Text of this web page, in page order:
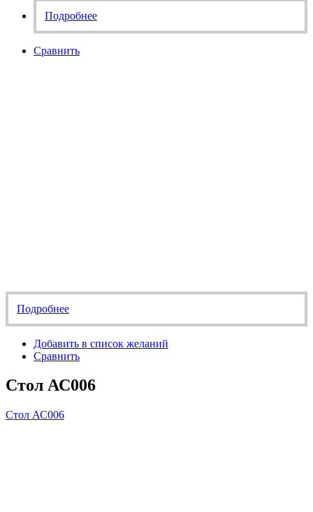
Подробнее
Сравнить
Подробнее
Добавить в список желаний
Сравнить
Стол АС006
Стол АС006